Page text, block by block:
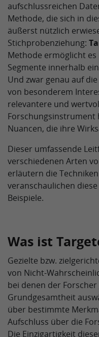
aufschlussreichen
Methode, die sich in
äußerst nützlich
Stichprobenziehung:
Methode ermöglicht
Segmente innerhalb
Und zwar genau auf
von besonderem
relevantere und
Forschungsinstrument
Nuancen, die ihre
Dieser umfassende
verschiedenen Arten
erläutern die
veranschaulichen
Beispiele.
Was ist
Gezielte bzw.
von Nicht-
bei denen der
Grundgesamtheit
über bestimmte
Aufschluss über die
Die Einzigartigkeit